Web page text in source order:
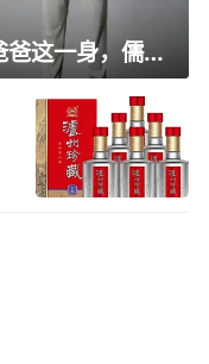
百元出头买一套！父亲节送爸爸这一身，儒雅有型还凉爽